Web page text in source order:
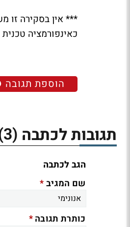
*** אין בסקירה זו
כאינפורמציה
הוספת תגובה
תגובות לכתבה (3)
הגב לכתבה
שם המגיב*
כותרת תגובה*